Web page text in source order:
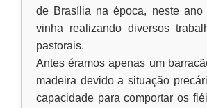
de Brasília na época, neste ano
vinha realizando diversos
pastorais.
Antes éramos apenas um
madeira devido a situação
capacidade para comportar os